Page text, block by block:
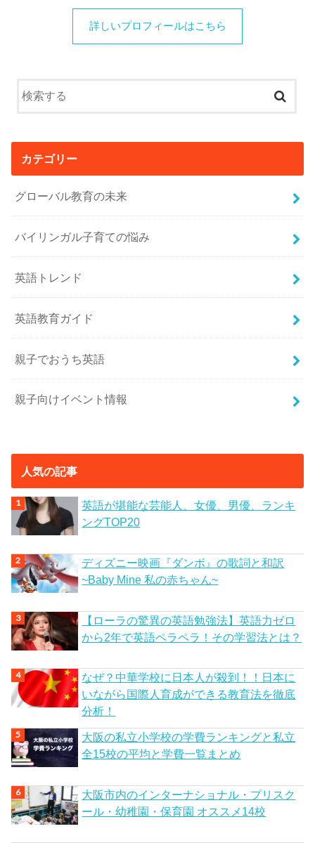
詳しいプロフィールはこちら
カテゴリー
グローバル教育の未来
バイリンガル子育ての悩み
英語トレンド
英語教育ガイド
親子でおうち英語
親子向けイベント情報
人気の記事
英語が堪能な芸能人、女優、男優、ランキ
ングTOP20
ディズニー映画『ダンボ』の歌詞と和訳
~Baby Mine 私の赤ちゃん~
【ローラの驚異の英語勉強法】英語力ゼロ
から2年で英語ペラペラ！その学習法とは？
なぜ？中華学校に日本人が殺到！！日本に
いながら国際人育成ができる教育法を徹底
分析！
大阪の私立小学校の学費ランキングと私立
全15校の平均と学費一覧まとめ
大阪市内のインターナショナル・プリスク
ール・幼稚園・保育園 オススメ14校